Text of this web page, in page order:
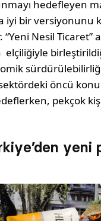
hedefleyen
iyi bir versiyonunu
“Yeni Nesil Ticaret”
öncü
pekçok
yeni